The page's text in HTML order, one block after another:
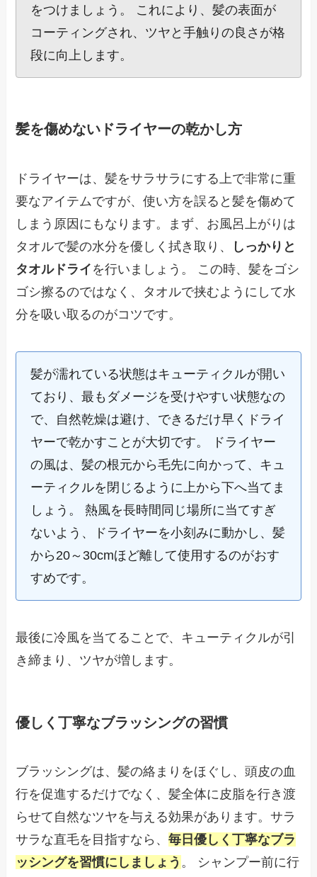
をつけましょう。 これにより、髪の表面が
コーティングされ、ツヤと手触りの良さが格
段に向上します。
髪を傷めないドライヤーの乾かし方
ドライヤーは、髪をサラサラにする上で非常に重
要なアイテムですが、使い方を誤ると髪を傷めて
しまう原因にもなります。まず、お風呂上がりは
タオルで髪の水分を優しく拭き取り、
しっかりと
タオルドライ を行いましょう。 この時、髪をゴシ
ゴシ擦るのではなく、タオルで挟むようにして水
分を吸い取るのがコツです。
髪が濡れている状態はキューティクルが開い
ており、最もダメージを受けやすい状態なの
で、自然乾燥は避け、できるだけ早くドライ
ヤーで乾かすことが大切です。 ドライヤー
の風は、髪の根元から毛先に向かって、キュ
ーティクルを閉じるように上から下へ当てま
しょう。 熱風を長時間同じ場所に当てすぎ
ないよう、ドライヤーを小刻みに動かし、髪
から20～30cmほど離して使用するのがおす
すめです。
最後に冷風を当てることで、キューティクルが引
き締まり、ツヤが増します。
優しく丁寧なブラッシングの習慣
ブラッシングは、髪の絡まりをほぐし、頭皮の血
行を促進するだけでなく、髪全体に皮脂を行き渡
らせて自然なツヤを与える効果があります。サラ
サラな直毛を目指すなら、毎日優しく丁寧なブラ
ッシングを習慣にしましょう 。 シャンプー前に行